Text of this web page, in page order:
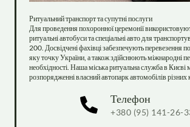
Ритуальний транспорт та супутні послуги
Для проведення похоронної церемонії
ритуальні автобуси та спеціальні авто для
200. Досвідчені фахівці забезпечують перевезення
яку точку України, а також здійснюють міжнародні
необхідності. Наша міська ритуальна служба в Києві
розпорядженні власний автопарк автомобілів різних
Телефон
+380 (95) 141-26-